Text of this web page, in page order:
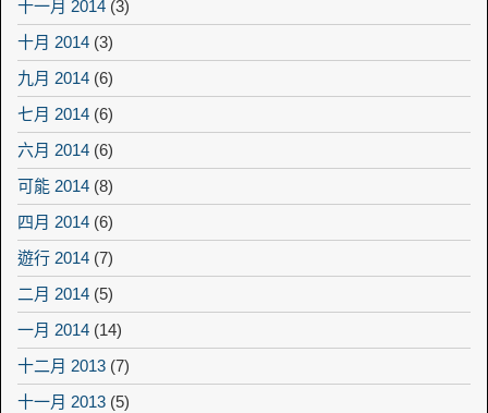
十一月 2014 (3)
十月 2014 (3)
九月 2014 (6)
七月 2014 (6)
六月 2014 (6)
可能 2014 (8)
四月 2014 (6)
遊行 2014 (7)
二月 2014 (5)
一月 2014 (14)
十二月 2013 (7)
十一月 2013 (5)